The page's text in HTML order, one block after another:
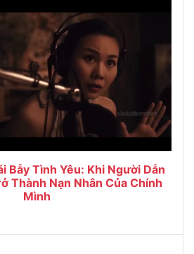
Bẫy Tình Yêu: Khi Người Dẫn
Thành Nạn Nhân Của Chính
Mình